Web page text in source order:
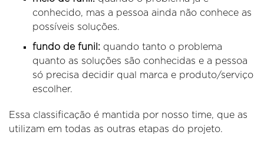
conhecido, mas a pessoa ainda não conhece as
possíveis soluções.
fundo de funil: quando tanto o problema
quanto as soluções são conhecidas e a pessoa
só precisa decidir qual marca e produto/serviço
escolher.
Essa classificação é mantida por nosso time, que as
utilizam em todas as outras etapas do projeto.